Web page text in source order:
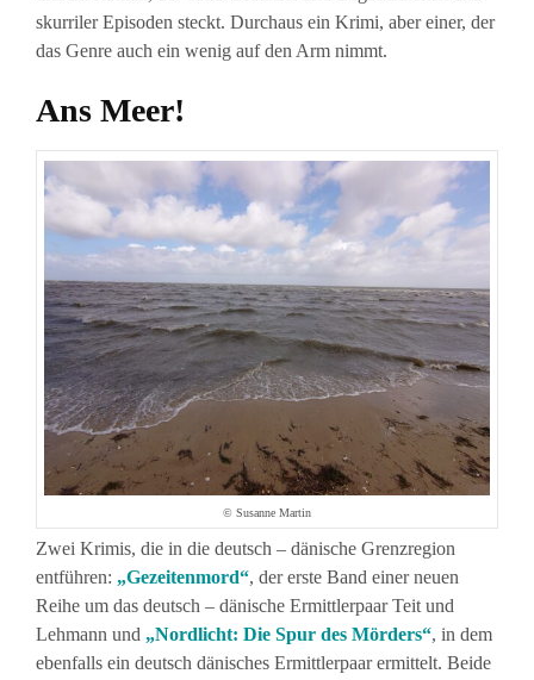
skurriler Episoden steckt. Durchaus ein Krimi, aber einer, der
das Genre auch ein wenig auf den Arm nimmt.
Ans Meer!
© Susanne Martin
Zwei Krimis, die in die deutsch – dänische Grenzregion
entführen: „Gezeitenmord“, der erste Band einer neuen
Reihe um das deutsch – dänische Ermittlerpaar Teit und
Lehmann und „Nordlicht: Die Spur des Mörders“, in dem
ebenfalls ein deutsch dänisches Ermittlerpaar ermittelt. Beide